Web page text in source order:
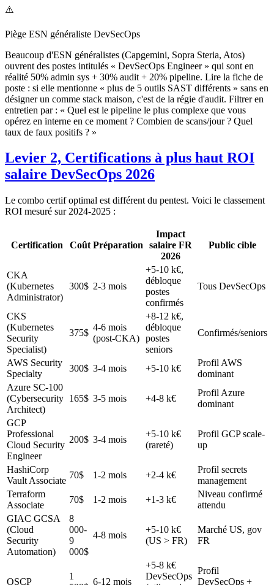
⚠️
Piège ESN généraliste DevSecOps
Beaucoup d'ESN généralistes (Capgemini, Sopra Steria, Atos)
ouvrent des postes intitulés « DevSecOps Engineer » qui sont en
réalité 50% admin sys + 30% audit + 20% pipeline. Lire la fiche de
poste : si elle mentionne « plus de 5 outils SAST différents » sans en
désigner un comme stack maison, c'est de la régie d'audit. Filtrer en
entretien par : « Quel est le pipeline le plus complexe que vous
opérez en interne en ce moment ? Combien de scans/jour ? Quel
taux de faux positifs ? »
Levier 2, Certifications à plus haut ROI
salaire DevSecOps 2026
Le combo certif optimal est différent du pentest. Voici le classement
ROI mesuré sur 2024-2025 :
Certification Coût Préparation
Impact
salaire FR
2026
Public cible
CKA
(Kubernetes
Administrator)
300$ 2-3 mois
+5-10 k€,
débloque
postes
confirmés
Tous DevSecOps
CKS
(Kubernetes
Security
Specialist)
375$
4-6 mois
(post-CKA)
+8-12 k€,
débloque
postes
seniors
Confirmés/seniors
AWS Security
Specialty
300$ 3-4 mois +5-10 k€
Profil AWS
dominant
Azure SC-100
(Cybersecurity
Architect)
165$ 3-5 mois +4-8 k€
Profil Azure
dominant
GCP
Professional
Cloud Security
Engineer
200$ 3-4 mois
+5-10 k€
(rareté)
Profil GCP scale-
up
HashiCorp
Vault Associate
70$ 1-2 mois +2-4 k€
Profil secrets
management
Terraform
Associate
70$ 1-2 mois +1-3 k€
Niveau confirmé
attendu
GIAC GCSA
(Cloud
Security
Automation)
8
000-
9
000$
4-8 mois
+5-10 k€
(US > FR)
Marché US, gov
FR
OSCP
1
6-12 mois
+5-8 k€
DevSecOps
Profil
DevSecOps +